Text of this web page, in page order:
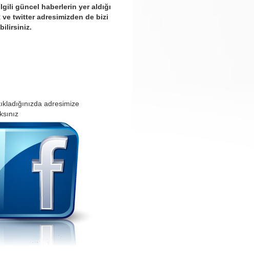
güncel haberlerin yer aldığı
ve twitter adresimizden de bizi
adresimize